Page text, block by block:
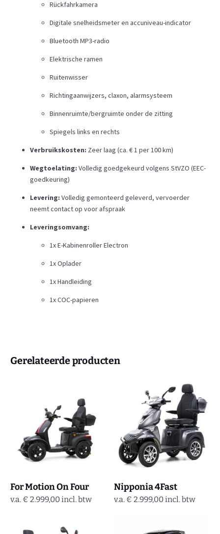
Rückfahrkamera
Digitale snelheidsmeter en accuniveau-indicator
Bluetooth MP3-radio
Elektrische ramen
Ruitenwisser
Richtingaanwijzers, claxon, alarmsysteem
Binnenruimte/bergruimte onder de zitting
Spiegels links en rechts
Verbruikskosten: Zeer laag (ca. € 1 per 100 km)
Wegtoelating: Volledig goedgekeurd volgens StVZO (EEC-
goedkeuring)
Levering: Volledig gemonteerd geleverd, vervoerder
neemt contact op voor afspraak
Leveringsomvang:
1x E-Kabinenroller Electron
1x Oplader
1x Handleiding
1x COC-papieren
Gerelateerde producten
For Motion On Four
v.a. € 2.999,00incl. btw
Nipponia 4Fast
v.a. € 2.999,00incl. btw